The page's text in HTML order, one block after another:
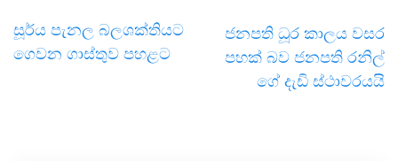
සූර්ය පැනල බලශක්තියට
ගෙවන ගාස්තුව පහළට
ජනපති ධූර කාලය වසර
පහක් බව ජනපති රනිල්
ගේ දැඩි ස්ථාවරයයි